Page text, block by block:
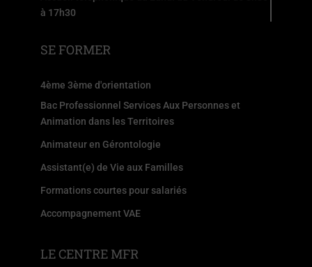
à 17h30
SE FORMER
4ème 3ème d'orientation
Bac Professionnel Services Aux Personnes et
Animation dans les Territoires
Animateur en Gérontologie
Assistant(e) de Vie aux Familles
Formations courtes pour salariés
Accompagnement VAE
LE CENTRE MFR